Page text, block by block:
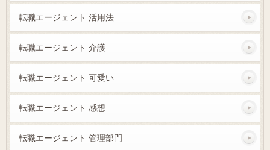
転職エージェント 活用法
転職エージェント 介護
転職エージェント 可愛い
転職エージェント 感想
転職エージェント 管理部門